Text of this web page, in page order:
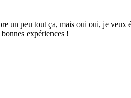
un peu tout ça, mais oui oui, je veux
expériences !